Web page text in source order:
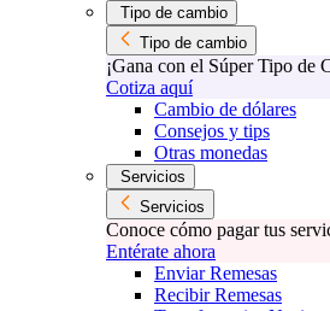
Tipo de cambio
Tipo de cambio
¡Gana con el Súper Tipo de
Cotiza aquí
Cambio de dólares
Consejos y tips
Otras monedas
Servicios
Servicios
Conoce cómo pagar tus
Entérate ahora
Enviar Remesas
Recibir Remesas